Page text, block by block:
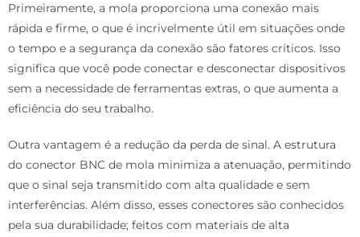
Primeiramente, a mola proporciona uma conexão mais
rápida e firme, o que é incrivelmente útil em situações onde
o tempo e a segurança da conexão são fatores críticos. Isso
significa que você pode conectar e desconectar dispositivos
sem a necessidade de ferramentas extras, o que aumenta a
eficiência do seu trabalho.
Outra vantagem é a redução da perda de sinal. A estrutura
do conector BNC de mola minimiza a atenuação, permitindo
que o sinal seja transmitido com alta qualidade e sem
interferências. Além disso, esses conectores são conhecidos
pela sua durabilidade; feitos com materiais de alta